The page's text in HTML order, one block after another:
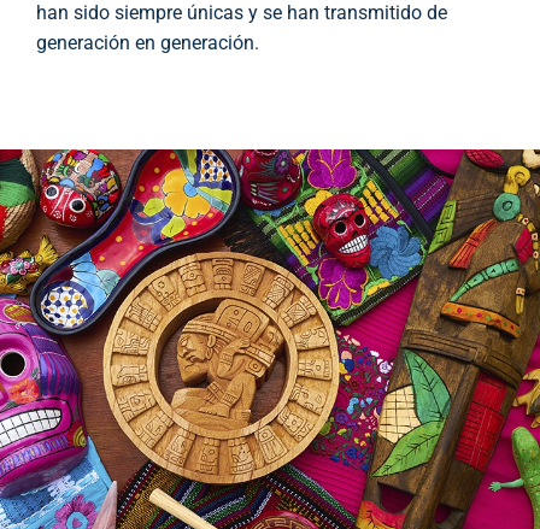
han sido siempre únicas y se han transmitido de
generación en generación.